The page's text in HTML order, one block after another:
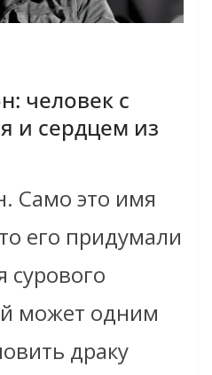
человек с
и сердцем из
Само это имя
его придумали
сурового
может одним
драку